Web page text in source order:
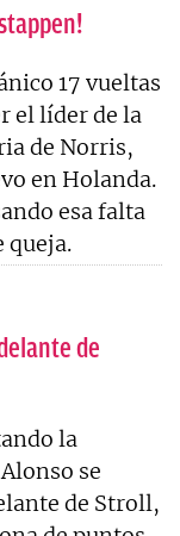
17 vueltas
el líder de la
de Norris,
en Holanda.
esa falta
queja.
de
la
se
de Stroll,